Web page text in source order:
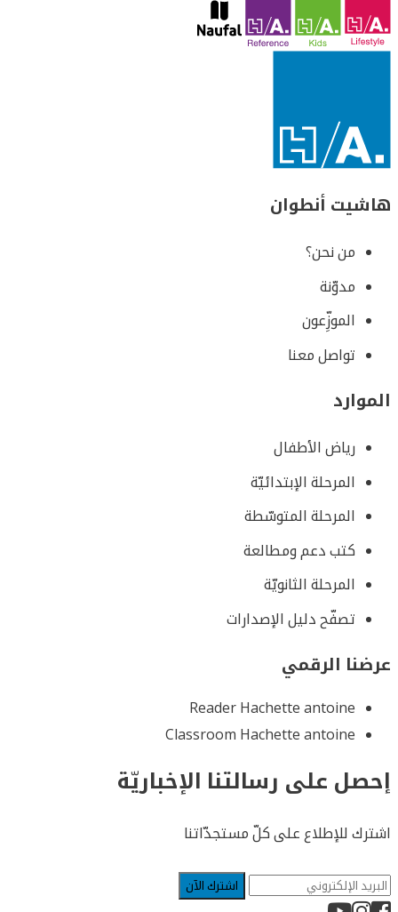
هاشيت أنطوان
من نحن؟
مدوّنة
الموزِّعون
تواصل معنا
الموارد
رياض الأطفال
المرحلة الإبتدائيّة
المرحلة المتوسّطة
كتب دعم ومطالعة
المرحلة الثانويّة
تصفّح دليل الإصدارات
عرضنا الرقمي
Reader Hachette antoine
Classroom Hachette antoine
إحصل على رسالتنا الإخباريّة
اشترك للإطلاع على كلّ مستجدّاتنا
اشترك الآن